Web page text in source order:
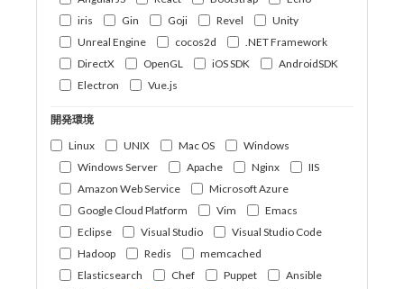
iris
Gin Goji Revel
Unity
Unreal Engine
cocos2d
.NET Framework
DirectX
OpenGL iOS SDK
AndroidSDK
Electron
Vue.js
開発環境
Linux
UNIX Mac OS
Windows
Windows Server
Apache Nginx
IIS
Amazon Web Service
Microsoft Azure
Google Cloud Platform
Vim
Emacs
Eclipse
Visual Studio
Visual Studio Code
Hadoop
Redis
memcached
Elasticsearch
Chef Puppet
Ansible